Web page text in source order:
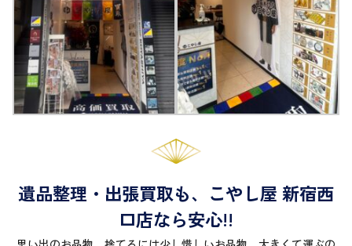
遺品整理・出張買取も、こやし屋 新宿西
口店なら安心!!